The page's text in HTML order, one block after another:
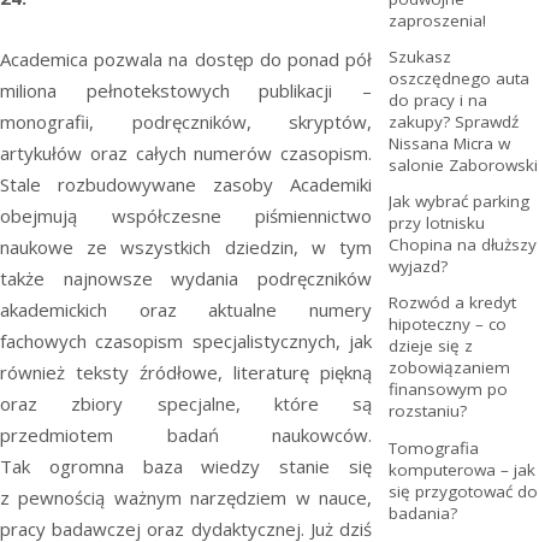
Academica pozwala na dostęp do ponad pół
miliona pełnotekstowych publikacji –
monografii, podręczników, skryptów,
artykułów oraz całych numerów czasopism.
Stale rozbudowywane zasoby Academiki
obejmują współczesne piśmiennictwo
naukowe ze wszystkich dziedzin, w tym
także najnowsze wydania podręczników
akademickich oraz aktualne numery
fachowych czasopism specjalistycznych, jak
również teksty źródłowe, literaturę piękną
oraz zbiory specjalne, które są
przedmiotem badań naukowców.
Tak ogromna baza wiedzy stanie się
z pewnością ważnym narzędziem w nauce,
pracy badawczej oraz dydaktycznej. Już dziś
zaproszenia!
Szukasz
oszczędnego auta
do pracy i na
zakupy? Sprawdź
Nissana Micra w
salonie Zaborowski
Jak wybrać parking
przy lotnisku
Chopina na dłuższy
wyjazd?
Rozwód a kredyt
hipoteczny – co
dzieje się z
zobowiązaniem
finansowym po
rozstaniu?
Tomografia
komputerowa – jak
się przygotować do
badania?